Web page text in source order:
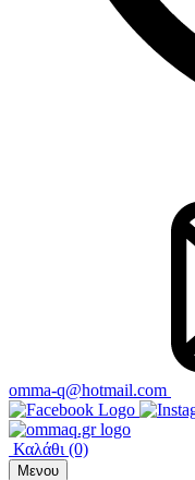
omma-q@hotmail.com
Καλάθι (0)
Μενου